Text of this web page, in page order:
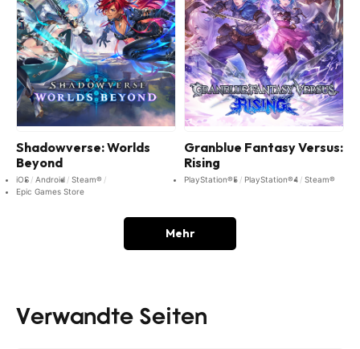
Shadowverse: Worlds
Beyond
iOS Android
Steam®
Epic Games Store
Granblue Fantasy Versus:
Rising
PlayStation®5 PlayStation®4 Steam®
Mehr
Verwandte Seiten